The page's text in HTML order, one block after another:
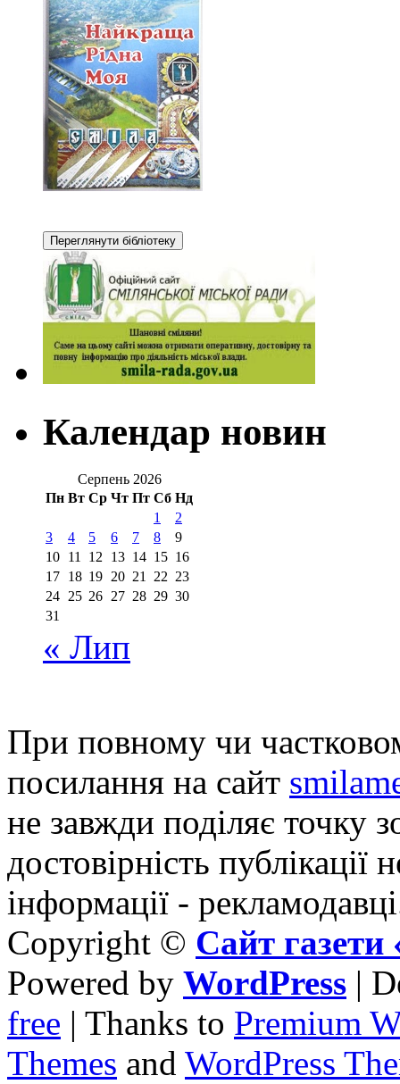
Календар новин
Серпень 2026
Пн Вт Ср Чт Пт Сб Нд
1
2
3
4 5 6 7 8
9
10 11 12 13 14 15 16
17 18 19 20 21 22 23
24 25 26 27 28 29 30
31
« Лип
При повному чи
посилання на сайт
не завжди поділяє точку
достовірність публікації
інформації -
Copyright © Сайт
Powered by WordPress |
free | Thanks to Premium
Themes and WordPress